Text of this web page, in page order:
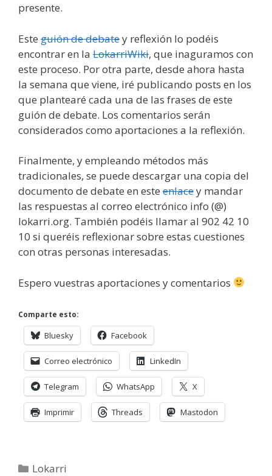
presente.
Este guión de debatey reflexión lo podéis
encontrar en la LokarriWiki, que inaguramos con
este proceso. Por otra parte, desde ahora hasta
la semana que viene, iré publicando posts en los
que plantearé cada una de las frases de este
guión de debate. Los comentarios serán
considerados como aportaciones a la reflexión.
Finalmente, y empleando métodos más
tradicionales, se puede descargar una copia del
documento de debate en este enlacey mandar
las respuestas al correo electrónico info (@)
lokarri.org. También podéis llamar al 902 42 10
10 si queréis reflexionar sobre estas cuestiones
con otras personas interesadas.
Espero vuestras aportaciones y comentarios
Comparte esto:
Bluesky Facebook
Correo electrónico LinkedIn
Telegram WhatsApp X
Imprimir Threads Mastodon
Categorías
Lokarri